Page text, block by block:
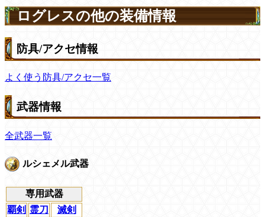
ログレスの他の装備情報
防具/アクセ情報
よく使う防具/アクセ一覧
武器情報
全武器一覧
ルシェメル武器
専用武器
覇剣 霊刀
滅剣